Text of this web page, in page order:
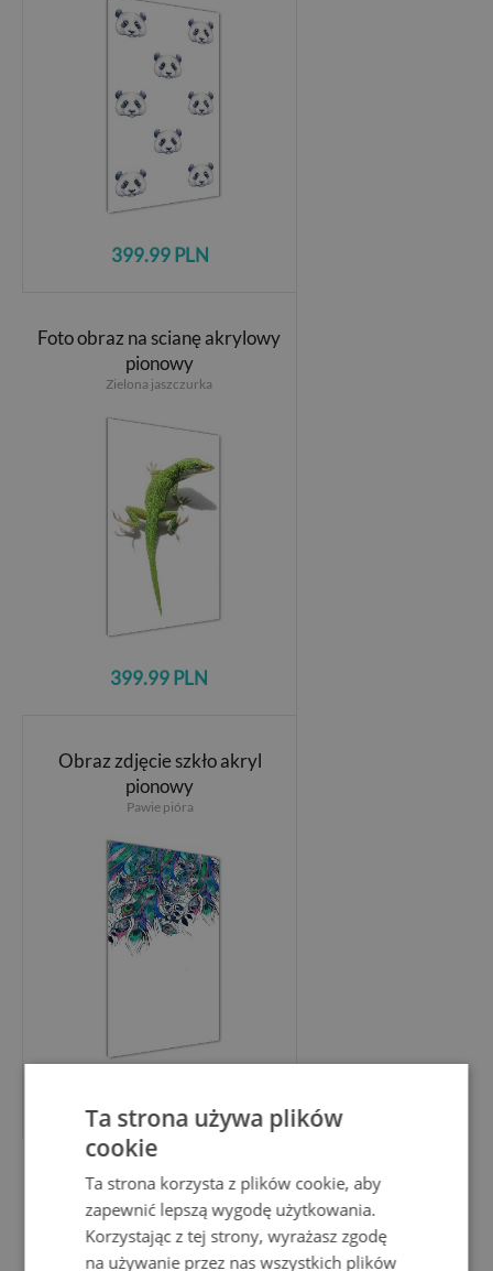
399.99 PLN
Foto obraz na scianę akrylowy
pionowy
Zielona jaszczurka
399.99 PLN
Obraz zdjęcie szkło akryl
pionowy
Pawie pióra
Obraz zdjęcie szkło akryl
pionowy
Miś i sowy
Ta strona używa plików
cookie
Ta strona korzysta z plików cookie, aby
zapewnić lepszą wygodę użytkowania.
Korzystając z tej strony, wyrażasz zgodę
na używanie przez nas wszystkich plików